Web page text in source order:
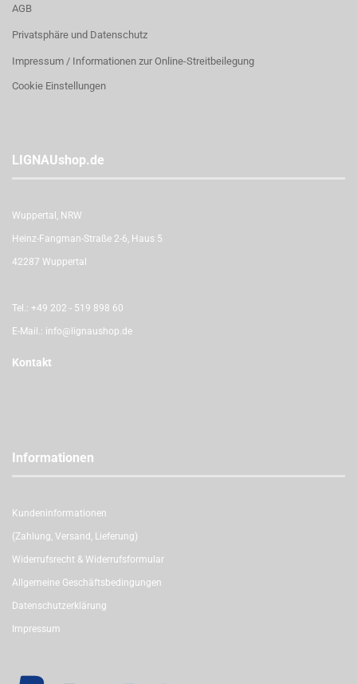
AGB
Privatsphäre und Datenschutz
Impressum / Informationen zur Online-Streitbeilegung
Cookie Einstellungen
LIGNAUshop.de
Wuppertal, NRW
Heinz-Fangman-Straße 2-6, Haus 5
42287 Wuppertal
Tel.: +49 202 - 519 898 60
E-Mail.: info@lignaushop.de
Kontakt
Informationen
Kundeninformationen
(Zahlung, Versand, Lieferung)
Widerrufsrecht & Widerrufsformular
Allgemeine Geschäftsbedingungen
Datenschutzerklärung
Impressum